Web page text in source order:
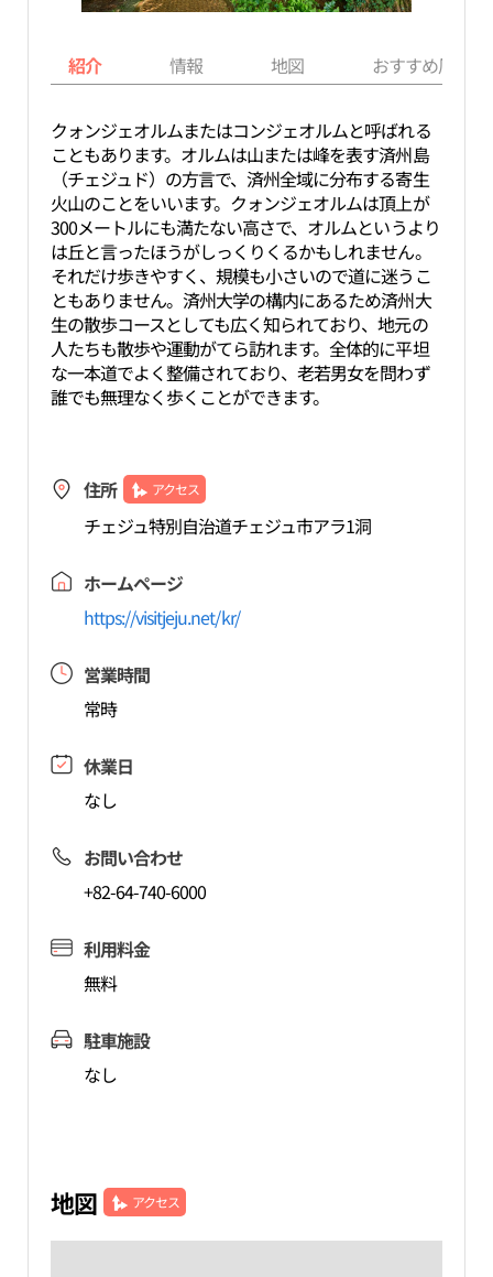
紹介 情報 地図 おすすめ周辺
クォンジェオルムまたはコンジェオルムと呼ばれる
こともあります。オルムは山または峰を表す済州島
（チェジュド）の方言で、済州全域に分布する寄生
火山のことをいいます。クォンジェオルムは頂上が
300メートルにも満たない高さで、オルムというより
は丘と言ったほうがしっくりくるかもしれません。
それだけ歩きやすく、規模も小さいので道に迷うこ
ともありません。済州大学の構内にあるため済州大
生の散歩コースとしても広く知られており、地元の
人たちも散歩や運動がてら訪れます。全体的に平坦
な一本道でよく整備されており、老若男女を問わず
誰でも無理なく歩くことができます。
住所 アクセス
チェジュ特別自治道チェジュ市アラ1洞
ホームページ
https://visitjeju.net/kr/
営業時間
常時
休業日
なし
お問い合わせ
+82-64-740-6000
利用料金
無料
駐車施設
なし
地図 アクセス